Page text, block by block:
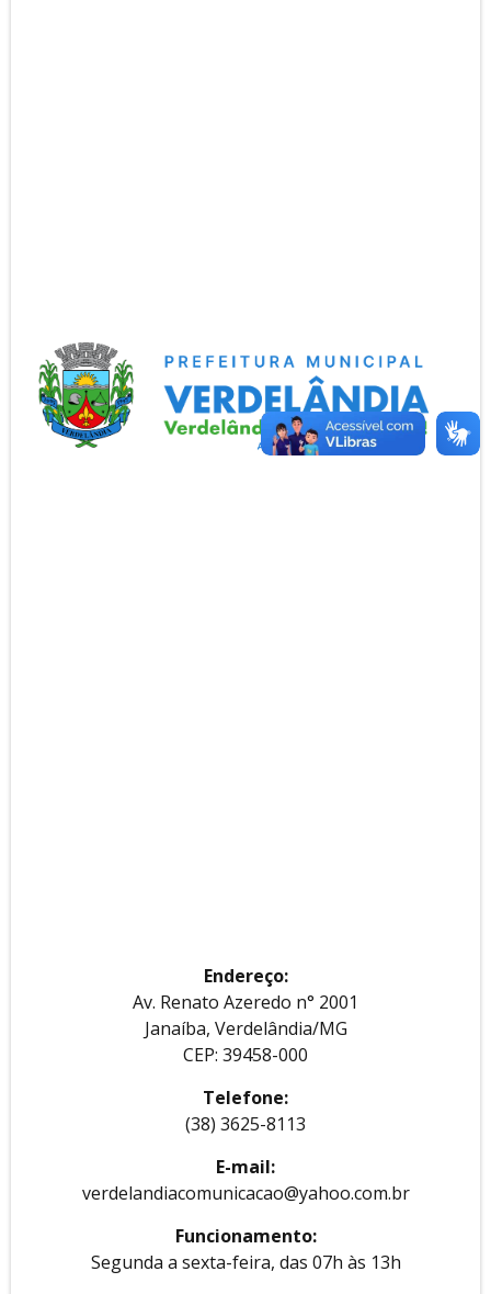
Endereço:
Av. Renato Azeredo n° 2001
Janaíba, Verdelândia/MG
CEP: 39458-000
Telefone:
(38) 3625-8113
E-mail:
verdelandiacomunicacao@yahoo.com.br
Funcionamento:
Segunda a sexta-feira, das 07h às 13h